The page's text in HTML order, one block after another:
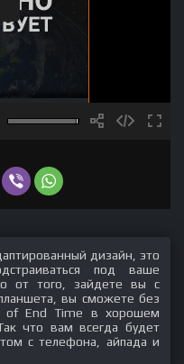
дизайн, это
под ваше
от того, зайдете вы с
вы сможете без
of End Time в хорошем
что вам всегда будет
с телефона, айпада и